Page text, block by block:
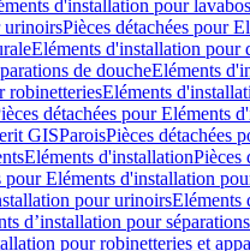
d'installation pour lavabos
urinoirsPièces détachées pour
Eléments d'installation pour
de doucheEléments
robinetteriesEléments
détachées pour Eléments
GISParoisPièces détachées
Eléments d'installationPièces
pour Eléments d'installation
pour urinoirsEléments
d’installation pour
pour robinetteries et